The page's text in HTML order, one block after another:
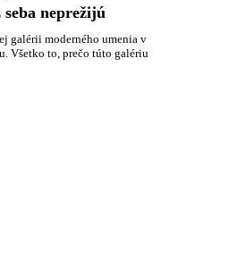
neprežijú
galérii moderného umenia v
Všetko to, prečo túto galériu